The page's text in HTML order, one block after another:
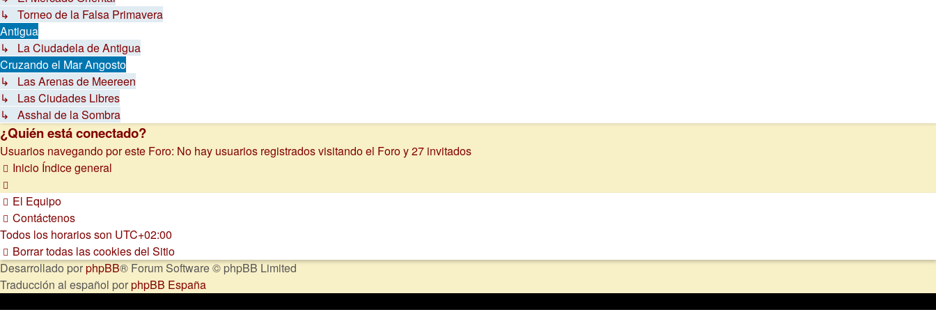
↳ Torneo de la Falsa Primavera
Antigua
↳ La Ciudadela de Antigua
Cruzando el Mar Angosto
↳ Las Arenas de Meereen
↳ Las Ciudades Libres
↳ Asshai de la Sombra
¿Quién está conectado?
Usuarios navegando por este Foro: No hay usuarios registrados visitando el Foro y 27 invitados
Inicio Índice general
El Equipo
Contáctenos
Todos los horarios son UTC+02:00
Borrar todas las cookies del Sitio
Desarrollado porphpBB® Forum Software © phpBB Limited
Traducción al español porphpBB España